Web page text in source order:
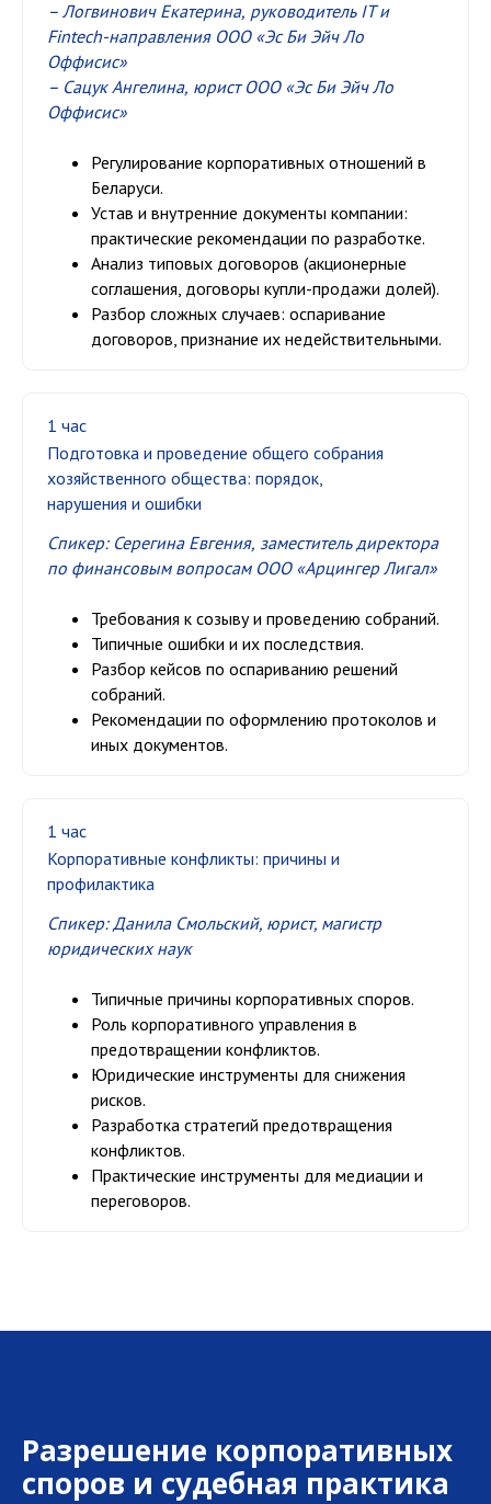
– Логвинович Екатерина, руководитель IT и
Fintech-направления ООО «Эс Би Эйч Ло
Оффисис»
– Сацук Ангелина, юрист ООО «Эс Би Эйч Ло
Оффисис»
Регулирование корпоративных отношений в
Беларуси.
Устав и внутренние документы компании:
практические рекомендации по разработке.
Анализ типовых договоров (акционерные
соглашения, договоры купли-продажи долей).
Разбор сложных случаев: оспаривание
договоров, признание их недействительными.
1 час
Подготовка и проведение общего собрания
хозяйственного общества: порядок,
нарушения и ошибки
Спикер: Серегина Евгения, заместитель директора
по финансовым вопросам ООО «Арцингер Лигал»
Требования к созыву и проведению собраний.
Типичные ошибки и их последствия.
Разбор кейсов по оспариванию решений
собраний.
Рекомендации по оформлению протоколов и
иных документов.
1 час
Корпоративные конфликты: причины и
профилактика
Спикер: Данила Смольский, юрист, магистр
юридических наук
Типичные причины корпоративных споров.
Роль корпоративного управления в
предотвращении конфликтов.
Юридические инструменты для снижения
рисков.
Разработка стратегий предотвращения
конфликтов.
Практические инструменты для медиации и
переговоров.
Разрешение корпоративных
споров и судебная практика